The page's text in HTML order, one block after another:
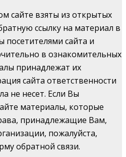
сайте взяты из открытых
ссылку на материал в
посетителями сайта и
в ознакомительных
принадлежат их
сайта ответственности
не несет. Если Вы
материалы, которые
принадлежащие Вам,
пожалуйста,
обратной связи.